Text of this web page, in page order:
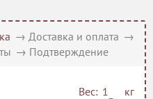
Шоколадный
→ Доставка и оплата →
→ Подтверждение
Вес: кг